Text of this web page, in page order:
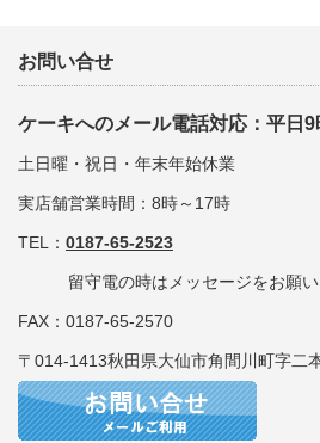
お問い合せ
ケーキへのメール電話対応：平日
土日曜・祝日・年末年始休業
実店舗営業時間：8時～17時
TEL： 0187-65-2523
留守電の時はメッセージをお願い
FAX：0187-65-2570
〒014-1413秋田県大仙市角間川町字二